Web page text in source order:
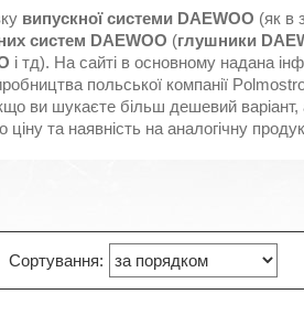
випускної системи DAEWOO (як в
систем DAEWOO (глушники
і тд). На сайті в основному надана
польської компанії
ви шукаєте більш дешевий
та наявність на аналогічну